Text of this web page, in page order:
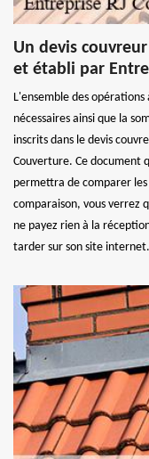
Un devis
et établi par
L'ensemble des
nécessaires ainsi que la
inscrits dans le devis
Couverture. Ce document
permettra de comparer
comparaison, vous verrez
ne payez rien à la
tarder sur son site internet.